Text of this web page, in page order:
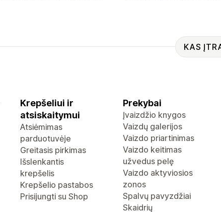
KAS
Krepšeliui ir
atsiskaitymui
Atsiėmimas
parduotuvėje
Greitasis pirkimas
Išslenkantis
krepšelis
Krepšelio pastabos
Prisijungti su Shop
Prekybai
Įvaizdžio knygos
Vaizdų galerijos
Vaizdo priartinimas
Vaizdo keitimas
užvedus pelę
Vaizdo aktyviosios
zonos
Spalvų pavyzdžiai
Skaidrių